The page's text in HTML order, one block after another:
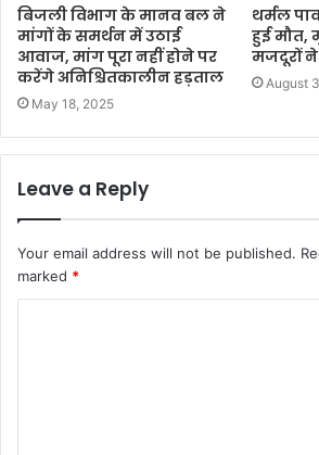
बिजली विभाग के मानव बल ने
मांगों के समर्थन में उठाई
आवाज, मांग पूरा नहीं होने पर
करेंगे अनिश्चितकालीन हड़ताल
May 18, 2025
थर्मल
हुई
मजदूरों ने
August
Leave a Reply
Your email address will not be published.
marked *